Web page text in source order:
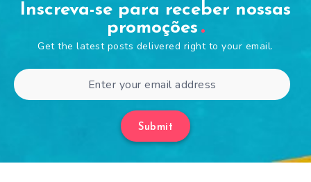
Inscreva-se para receber nossas
promoções
Get the latest posts delivered right to your email.
Submit